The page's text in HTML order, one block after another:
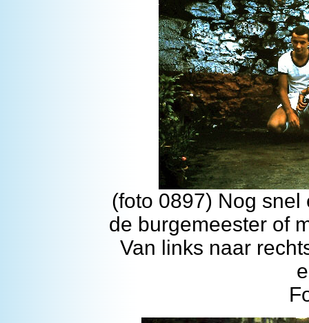
(foto 0897) Nog
de burgemeester of
Van links naar